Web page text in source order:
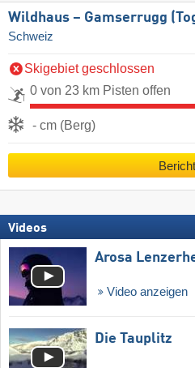
Wildhaus – Gamserrugg
Schweiz
Skigebiet geschlossen
0 von 23 km Pisten offen
- cm (Berg)
Bericht
Videos
Arosa
Video anzeigen
Die Tauplitz